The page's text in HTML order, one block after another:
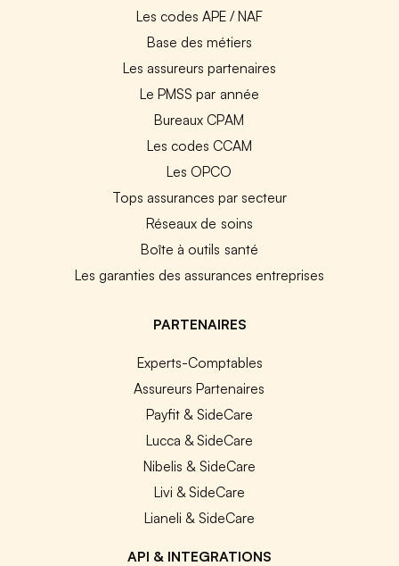
Les codes APE / NAF
Base des métiers
Les assureurs partenaires
Le PMSS par année
Bureaux CPAM
Les codes CCAM
Les OPCO
Tops assurances par secteur
Réseaux de soins
Boîte à outils santé
Les garanties des assurances entreprises
PARTENAIRES
Experts-Comptables
Assureurs Partenaires
Payfit & SideCare
Lucca & SideCare
Nibelis & SideCare
Livi & SideCare
Lianeli & SideCare
API & INTEGRATIONS